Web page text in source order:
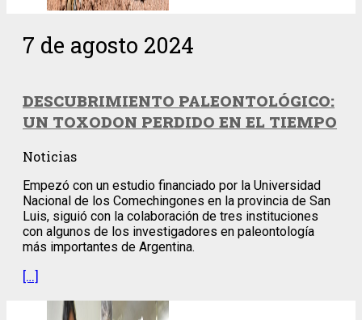
7 de agosto 2024
DESCUBRIMIENTO PALEONTOLÓGICO:
UN TOXODON PERDIDO EN EL TIEMPO
Noticias
Empezó con un estudio financiado por la Universidad
Nacional de los Comechingones en la provincia de San
Luis, siguió con la colaboración de tres instituciones
con algunos de los investigadores en paleontología
más importantes de Argentina.
[…]